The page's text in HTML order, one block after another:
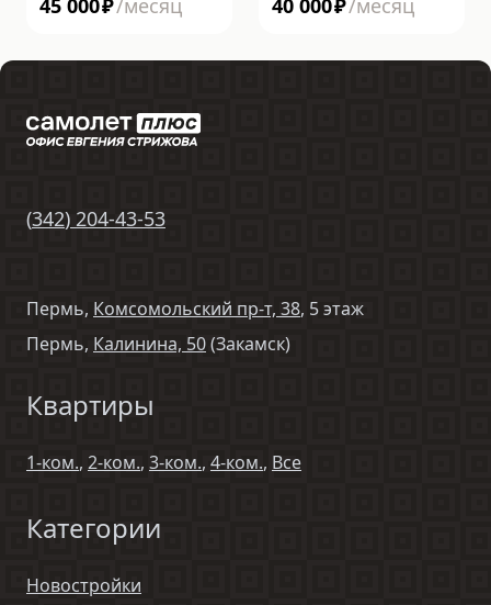
45 000₽/месяц 40 000₽/месяц
(342) 204-43-53
Пермь, Комсомольский пр-т, 38, 5 этаж
Пермь, Калинина, 50(Закамск)
Квартиры
1-ком., 2-ком., 3-ком., 4-ком., Все
Категории
Новостройки